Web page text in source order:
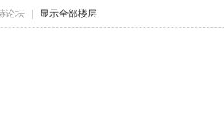
论坛 显示全部楼层